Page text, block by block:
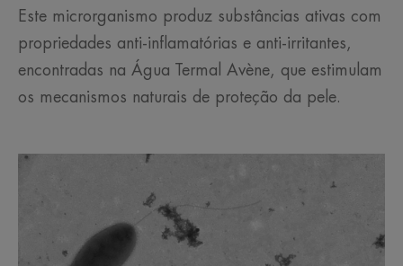
Este microrganismo produz substâncias ativas com
propriedades anti-inflamatórias e anti-irritantes,
encontradas na Água Termal Avène, que estimulam
os mecanismos naturais de proteção da pele.